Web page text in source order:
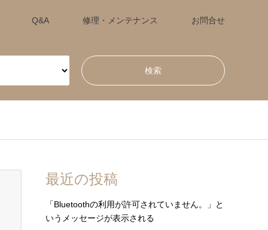
Q&A 修理・メンテナンス お問合せ
最近の投稿
「Bluetoothの利用が許可されていません。」と
いうメッセージが表示される